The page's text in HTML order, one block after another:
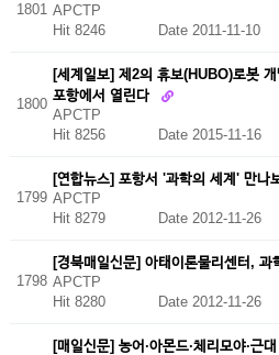
1801 APCTP
Hit 8246
Date 2011-11-10
1800
[세계일보] 제2의 휴보(HUBO)로봇
포항에서 열린다
APCTP
Hit 8256 Date 2015-11-16
1799
[연합뉴스] 포항서 '과학의 세계' 만나
APCTP
Hit 8279
Date 2012-11-26
1798
[경북매일신문] 아태이론물리센터,
APCTP
Hit 8280
Date 2012-11-26
[매일신문] 농어·아몬드·체리모야·근